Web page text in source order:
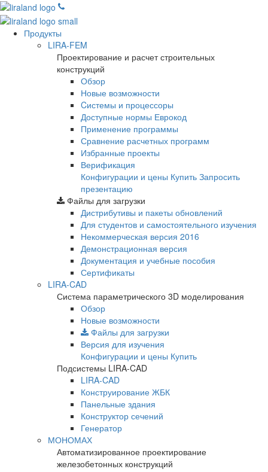
Продукты
LIRA-FEM
Проектирование и расчет строительных
конструкций
Обзор
Новые возможности
Cистемы и процессоры
Доступные нормы Еврокод
Применение программы
Сравнение расчетных программ
Избранные проекты
Верификация
Конфигурации и цены Купить Запросить
презентацию
Файлы для загрузки
Дистрибутивы и пакеты обновлений
Для студентов и самостоятельного изучения
Некоммерческая версия 2016
Демонстрационная версия
Документация и учебные пособия
Сертификаты
LIRA-CAD
Система параметрического 3D моделирования
Обзор
Новые возможности
Файлы для загрузки
Версия для изучения
Конфигурации и цены Купить
Подсистемы LIRA-CAD
LIRA-CAD
Конструирование ЖБК
Панельные здания
Конструктор сечений
Генератор
МОНОМАХ
Автоматизированное проектирование
железобетонных конструкций